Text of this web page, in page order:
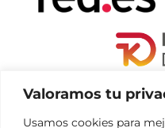
Valoramos tu
Usamos cookies para
«financiado por la Unión